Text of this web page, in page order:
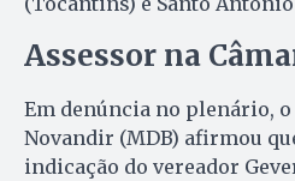
Assessor na
Em denúncia no plenário,
Novandir (MDB) afirmou
indicação do vereador